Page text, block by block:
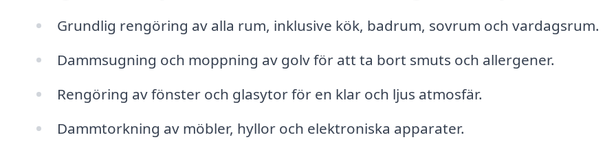
Grundlig rengöring av alla rum, inklusive kök, badrum, sovrum och vardagsrum.
Dammsugning och moppning av golv för att ta bort smuts och allergener.
Rengöring av fönster och glasytor för en klar och ljus atmosfär.
Dammtorkning av möbler, hyllor och elektroniska apparater.